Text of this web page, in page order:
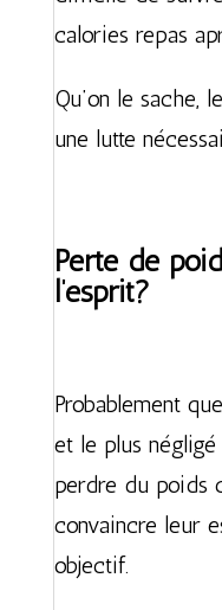
calories repas
Qu’on le sache,
une lutte
Perte de
l’esprit?
Probablement
et le plus
perdre du poids
convaincre leur
objectif.